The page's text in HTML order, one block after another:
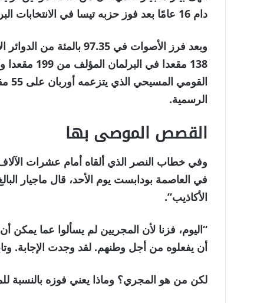
دام 16 عامًا بعد فوز حزبه تيسا في الانتخابات البرلمانية التي جرت يوم الأحد بأغلبية ساحقة.
وبعد فرز الأصوات في
الرسمية.
القصص الموصى بها
قائمة
من
3
نهاية
القائمة
وفي خطاب النصر الذي ألقاه أمام عشرات
الأكاذيب”.
“اليوم، فزنا لأن المجريين لم يسألوا عما
أن يفعلوه من أجل وطنهم. لقد وجدت الإجابة.
لكن من هو المجري؟ وماذا يعني فوزه بالنسبة